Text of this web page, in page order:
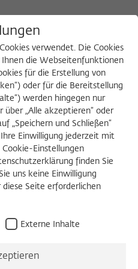
a Left-
The
of
(Fellow
verwendet. Die Cookies
die Webseitenfunktionen
für die Erstellung von
oder für die Bereitstellung
werden hingegen nur
„Alle akzeptieren“ oder
„Speichern und Schließen“
Einwilligung jederzeit mit
Einstellungen
finden Sie
uns keine Einwilligung
Seite erforderlichen
Externe Inhalte